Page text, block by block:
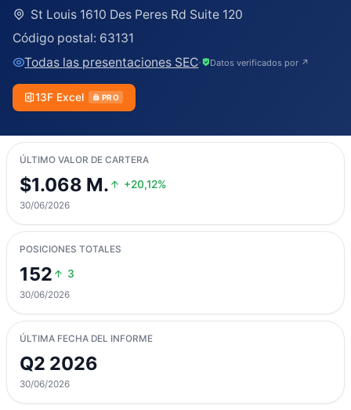
St Louis 1610 Des Peres Rd Suite 120
Código postal: 63131
Todas las presentaciones SEC· Datos verificados por ↗
13F Excel PRO
ÚLTIMO VALOR DE CARTERA
$1.068 M. +20,12%
30/06/2026
POSICIONES TOTALES
152 3
30/06/2026
ÚLTIMA FECHA DEL INFORME
Q2 2026
30/06/2026